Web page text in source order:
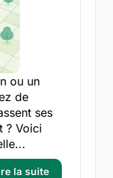
ou un
de
ses
? Voici
la suite